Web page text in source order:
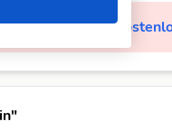
Jetzt